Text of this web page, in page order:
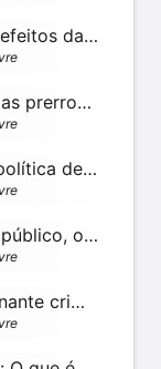
Dois (dos muitos) efeitos da psicologia do testemunho na tomada de decisões
Reconhecimento das prerrogativas dos diretores jurídicos
Opinião: Por uma política de drogas que acolha
Opinião: Defensor público, o profeta cívico no deserto brasileiro
O estranho e fascinante crime omissivo impróprio — Parte 3